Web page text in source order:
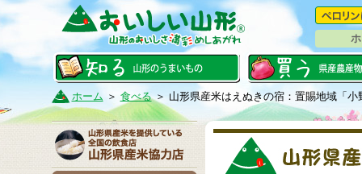
ホーム ＞ 食べる＞ 山形県産米はえぬきの宿：置賜地域「小